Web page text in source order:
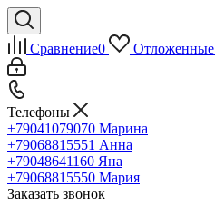
Сравнение0 Отложенные
Телефоны
+79041079070 Марина
+79068815551 Анна
+79048641160 Яна
+79068815550 Мария
Заказать звонок